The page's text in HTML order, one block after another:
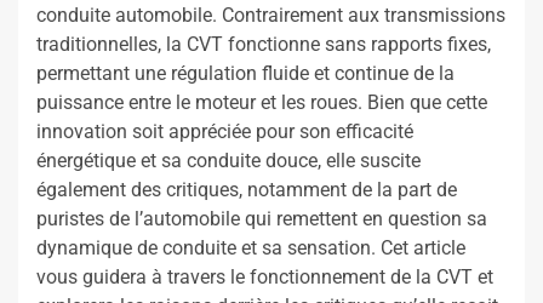
conduite automobile. Contrairement aux transmissions
traditionnelles, la CVT fonctionne sans rapports fixes,
permettant une régulation fluide et continue de la
puissance entre le moteur et les roues. Bien que cette
innovation soit appréciée pour son efficacité
énergétique et sa conduite douce, elle suscite
également des critiques, notamment de la part de
puristes de l’automobile qui remettent en question sa
dynamique de conduite et sa sensation. Cet article
vous guidera à travers le fonctionnement de la CVT et